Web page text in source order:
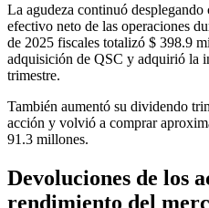
La agudeza continuó desplegando
efectivo neto de las operaciones
de 2025 fiscales totalizó $ 398.9
adquisición de QSC y adquirió la
trimestre.
También aumentó su dividendo
acción y volvió a comprar
91.3 millones.
Devoluciones de los
rendimiento del